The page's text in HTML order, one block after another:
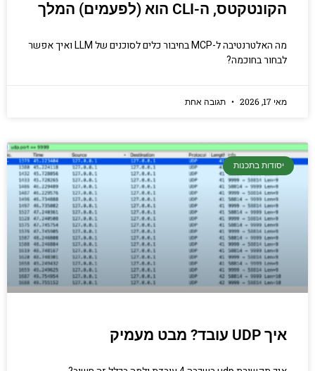
הקונטקטס, ה-CLI הוא (לפעמים) המלך
מה האלטרנטיבה ל-MCP בחיבור כלים לסוכנים של LLM ואיך אפשר
לבחור בחוכמה?
מאי 17, 2026 תגובה אחת
יסודות בתכנות
איך UDP עובד? מבט מעמיק